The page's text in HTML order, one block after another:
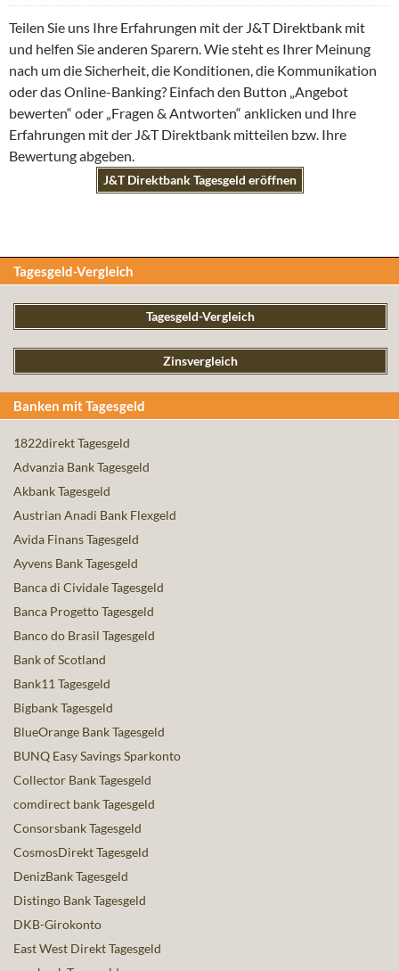
Teilen Sie uns Ihre Erfahrungen mit der J&T Direktbank mit
und helfen Sie anderen Sparern. Wie steht es Ihrer Meinung
nach um die Sicherheit, die Konditionen, die Kommunikation
oder das Online-Banking? Einfach den Button „Angebot
bewerten“ oder „Fragen & Antworten“ anklicken und Ihre
Erfahrungen mit der J&T Direktbank mitteilen bzw. Ihre
Bewertung abgeben.
J&T Direktbank Tagesgeld eröffnen
Tagesgeld-Vergleich
Tagesgeld-Vergleich
Zinsvergleich
Banken mit Tagesgeld
1822direkt Tagesgeld
Advanzia Bank Tagesgeld
Akbank Tagesgeld
Austrian Anadi Bank Flexgeld
Avida Finans Tagesgeld
Ayvens Bank Tagesgeld
Banca di Cividale Tagesgeld
Banca Progetto Tagesgeld
Banco do Brasil Tagesgeld
Bank of Scotland
Bank11 Tagesgeld
Bigbank Tagesgeld
BlueOrange Bank Tagesgeld
BUNQ Easy Savings Sparkonto
Collector Bank Tagesgeld
comdirect bank Tagesgeld
Consorsbank Tagesgeld
CosmosDirekt Tagesgeld
DenizBank Tagesgeld
Distingo Bank Tagesgeld
DKB-Girokonto
East West Direkt Tagesgeld